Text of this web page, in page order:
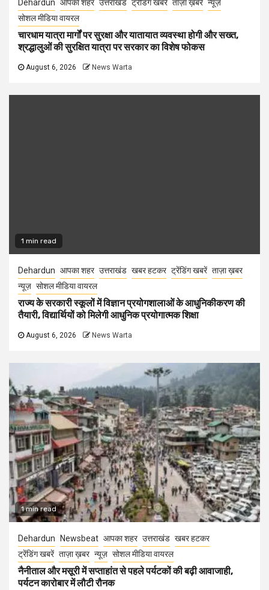
Dehardun आपका शहर उत्तराखंड ट्रेंडिंग खबरें ताज़ा ख़बरें न्यूज़
सोशल मीडिया वायरल
चारधाम यात्रा मार्गों पर सुरक्षा और यातायात व्यवस्था होगी और सख्त,
श्रद्धालुओं की सुरक्षित यात्रा पर सरकार का विशेष फोकस
August 6, 2026 News Warta
1 min read
Dehardun आपका शहर उत्तराखंड खबर हटकर ट्रेंडिंग खबरें ताज़ा ख़बर
न्यूज़ सोशल मीडिया वायरल
राज्य के सरकारी स्कूलों में विज्ञान प्रयोगशालाओं के आधुनिकीकरण की
तैयारी, विद्यार्थियों को मिलेगी आधुनिक प्रयोगात्मक शिक्षा
August 6, 2026 News Warta
1 min read
Dehardun Newsbeat आपका शहर उत्तराखंड खबर हटकर
ट्रेंडिंग खबरें ताज़ा ख़बर न्यूज़ सोशल मीडिया वायरल
नैनीताल और मसूरी में सप्ताहांत से पहले पर्यटकों की बढ़ी आवाजाही,
पर्यटन कारोबार में लौटी रौनक